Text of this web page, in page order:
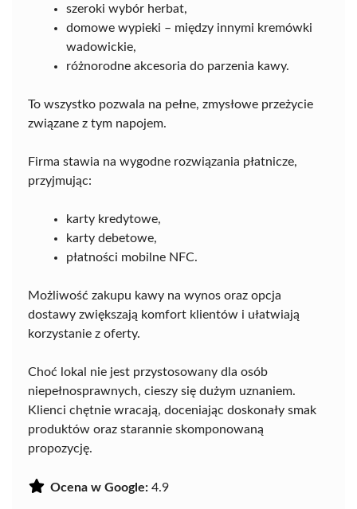
szeroki wybór herbat,
domowe wypieki – między innymi kremówki
wadowickie,
różnorodne akcesoria do parzenia kawy.
To wszystko pozwala na pełne, zmysłowe przeżycie
związane z tym napojem.
Firma stawia na wygodne rozwiązania płatnicze,
przyjmując:
karty kredytowe,
karty debetowe,
płatności mobilne NFC.
Możliwość zakupu kawy na wynos oraz opcja
dostawy zwiększają komfort klientów i ułatwiają
korzystanie z oferty.
Choć lokal nie jest przystosowany dla osób
niepełnosprawnych, cieszy się dużym uznaniem.
Klienci chętnie wracają, doceniając doskonały smak
produktów oraz starannie skomponowaną
propozycję.
Ocena w Google: 4.9